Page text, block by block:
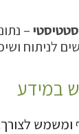
–
לניתוח
במידע
ומשמש